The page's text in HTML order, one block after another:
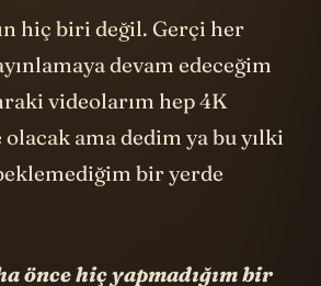
hiç biri değil. Gerçi her
devam edeceğim
videolarım hep 4K
ama dedim ya bu yılki
bir yerde
önce hiç yapmadığım bir